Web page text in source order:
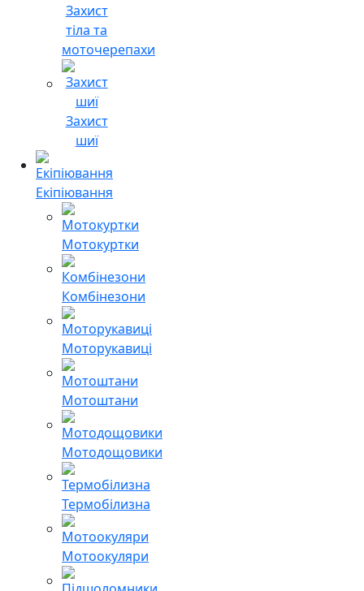
Захист
тіла та
моточерепахи
Захист
шиї
Екіпіювання
Мотокуртки
Комбінезони
Моторукавиці
Мотоштани
Мотодощовики
Термобілизна
Мотоокуляри